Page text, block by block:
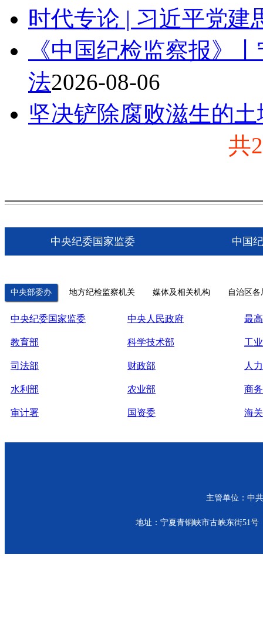
时代专论 | 习近平党建
《中国纪检监察报》
法2026-08-06
坚决铲除腐败滋生的
共
中央纪委国家监委 中国
中央部委办 地方纪检监察机关 媒体及相关机构 自治区
中央纪委国家监委 中央人民政府 最
教育部 科学技术部 工
司法部 财政部 人
水利部 农业部 商
审计署 国资委 海
主管单位：中
地址：宁夏青铜峡市古峡东街51